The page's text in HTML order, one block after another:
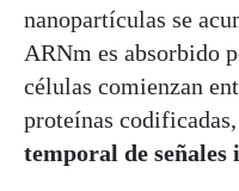
nanopartículas se
ARNm es absorbido
células comienzan
proteínas
temporal de señales